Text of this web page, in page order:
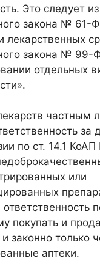
Это следует
закона № 61-
лекарственных
закона № 99-
отдельных
частным
за
по ст. 14.1
или
покупать и
законно только
аптеки.